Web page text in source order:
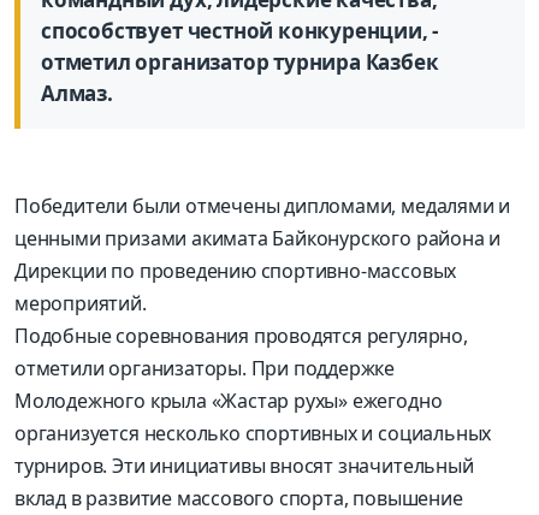
способствует честной конкуренции, -
отметил организатор турнира Казбек
Алмаз.
Победители были отмечены дипломами, медалями и
ценными призами акимата Байконурского района и
Дирекции по проведению спортивно-массовых
мероприятий.
Подобные соревнования проводятся регулярно,
отметили организаторы. При поддержке
Молодежного крыла «Жастар рухы» ежегодно
организуется несколько спортивных и социальных
турниров. Эти инициативы вносят значительный
вклад в развитие массового спорта, повышение